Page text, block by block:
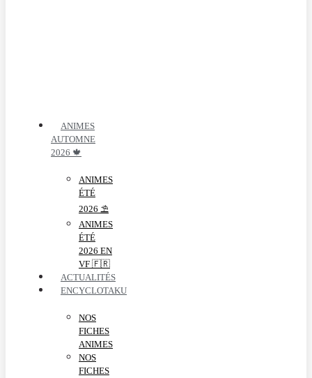
ANIMES
AUTOMNE
2026 🍁
ANIMES
ÉTÉ
2026 ⛱️
ANIMES
ÉTÉ
2026 EN
VF 🇫🇷
ACTUALITÉS
ENCYCLOTAKU
NOS
FICHES
ANIMES
NOS
FICHES